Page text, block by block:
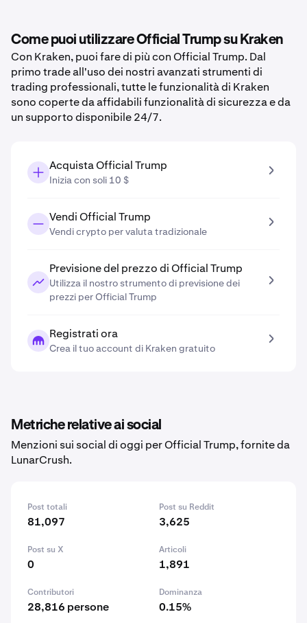
Come puoi utilizzare Official Trump su Kraken
Con Kraken, puoi fare di più con Official Trump. Dal
primo trade all'uso dei nostri avanzati strumenti di
trading professionali, tutte le funzionalità di Kraken
sono coperte da affidabili funzionalità di sicurezza e da
un supporto disponibile 24/7.
Acquista Official Trump
Inizia con soli 10 $
Vendi Official Trump
Vendi crypto per valuta tradizionale
Previsione del prezzo di Official Trump
Utilizza il nostro strumento di previsione dei
prezzi per Official Trump
Registrati ora
Crea il tuo account di Kraken gratuito
Metriche relative ai social
Menzioni sui social di oggi per Official Trump, fornite da
LunarCrush.
Post totali
81,097
Post su Reddit
3,625
Post su X
0
Articoli
1,891
Contributori
28,816 persone
Dominanza
0.15%